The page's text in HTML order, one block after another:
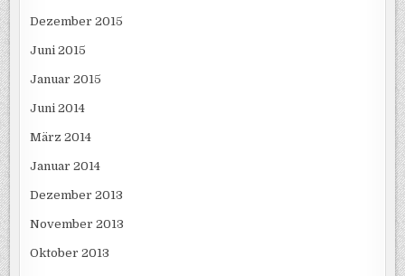
Dezember 2015
Juni 2015
Januar 2015
Juni 2014
März 2014
Januar 2014
Dezember 2013
November 2013
Oktober 2013